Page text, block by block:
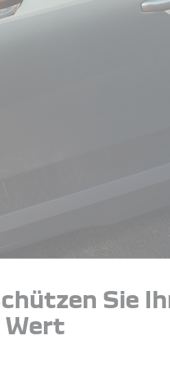
Sie
Wert